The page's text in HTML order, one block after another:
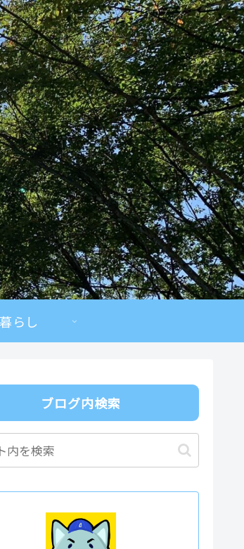
暮らし
ブログ内検索